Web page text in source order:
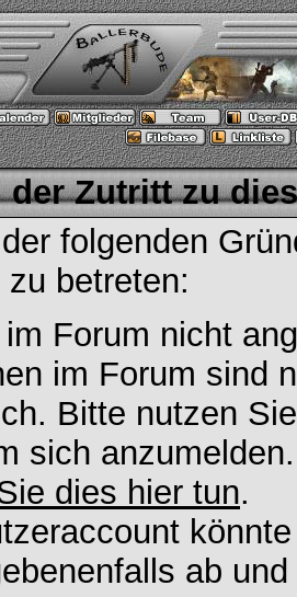
Zutritt zu
folgenden
betreten:
Forum nicht
im Forum sind
Bitte nutzen
sich
dies hier tun.
ab